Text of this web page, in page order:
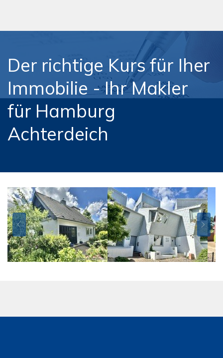
Der richtige Kurs für Iher
Immobilie - Ihr Makler
für Hamburg
Achterdeich